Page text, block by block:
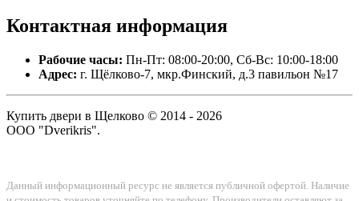
Контактная информация
Рабочие часы: Пн-Пт: 08:00-20:00, Сб-Вс: 10:00-18:00
Адрес: г. Щёлково-7, мкр.Финский, д.3 павильон №17
Купить двери в Щелково © 2014 - 2026
ООО "Dverikris".
Данный информационный ресурс не является публичной офертой. Наличие